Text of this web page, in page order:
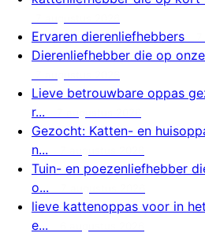
Ervaren dierenliefhebbers
Dierenliefhebber die op
Lieve betrouwbare oppas
r...
Gezocht: Katten- en
n...
Tuin- en poezenliefhebber
o...
lieve kattenoppas voor in
e...